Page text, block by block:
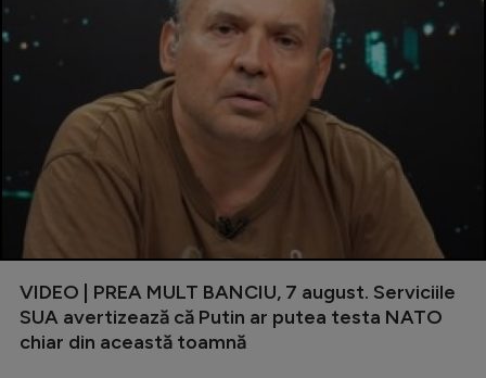
VIDEO | PREA MULT BANCIU, 7 august. Serviciile
SUA avertizează că Putin ar putea testa NATO
chiar din această toamnă